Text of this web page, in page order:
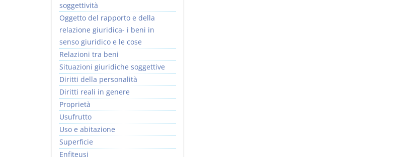
soggettività
Oggetto del rapporto e della
relazione giuridica- i beni in
senso giuridico e le cose
Relazioni tra beni
Situazioni giuridiche soggettive
Diritti della personalità
Diritti reali in genere
Proprietà
Usufrutto
Uso e abitazione
Superficie
Enfiteusi
Usufrutto Uso e
Versione ebook€ 4,19
Prescrizione e
decadenza
Versione ebook
(iva incl.)